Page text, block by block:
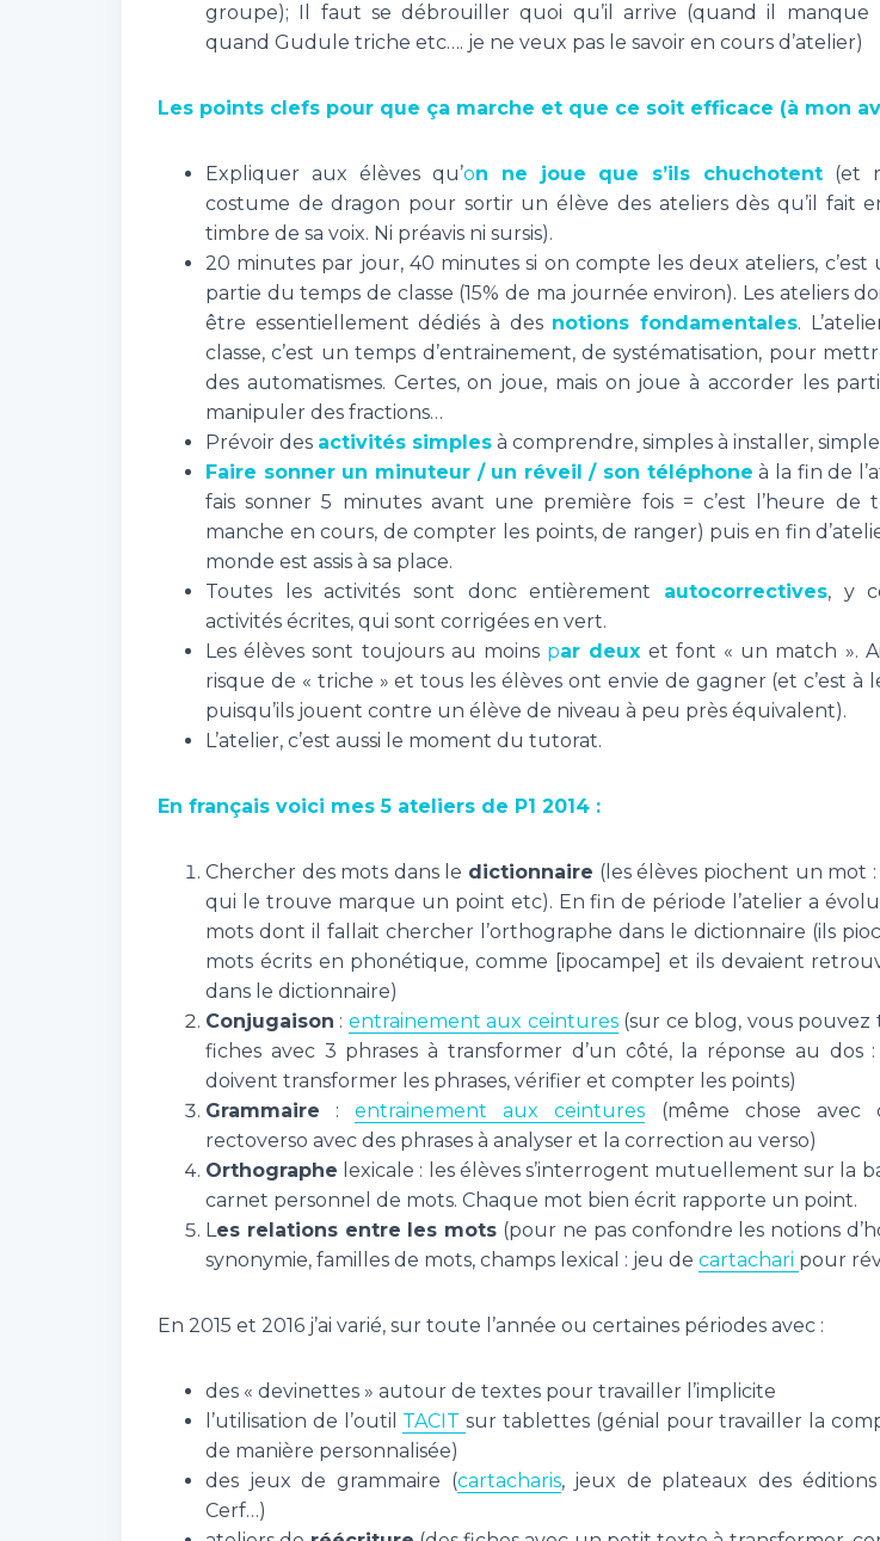
groupe); Il faut se débrouiller quoi qu’il arrive (quand il manque
quand Gudule triche etc…. je ne veux pas le savoir en cours d’atelier)
Les points clefs pour que ça marche et que ce soit efficace (à mon
Expliquer aux élèves qu’on ne joue que s’ils chuchotent (et
costume de dragon pour sortir un élève des ateliers dès qu’il fait
timbre de sa voix. Ni préavis ni sursis).
20 minutes par jour, 40 minutes si on compte les deux ateliers, c’est
partie du temps de classe (15% de ma journée environ). Les ateliers
être essentiellement dédiés à des notions fondamentales.
classe, c’est un temps d’entrainement, de systématisation, pour
des automatismes. Certes, on joue, mais on joue à accorder les
manipuler des fractions…
Prévoir des activités simples à comprendre, simples à installer,
Faire sonner un minuteur / un réveil / son téléphone à la fin de
fais sonner 5 minutes avant une première fois = c’est l’heure de
manche en cours, de compter les points, de ranger) puis en fin
monde est assis à sa place.
Toutes les activités sont donc entièrement autocorrectives, y
activités écrites, qui sont corrigées en vert.
Les élèves sont toujours au moins par deux et font « un match ».
risque de « triche » et tous les élèves ont envie de gagner (et c’est à
puisqu’ils jouent contre un élève de niveau à peu près équivalent).
L’atelier, c’est aussi le moment du tutorat.
En français voici mes 5 ateliers de P1 2014 :
Chercher des mots dans le dictionnaire (les élèves piochent un mot
qui le trouve marque un point etc). En fin de période l’atelier a
mots dont il fallait chercher l’orthographe dans le dictionnaire (ils
mots écrits en phonétique, comme [ipocampe] et ils devaient
dans le dictionnaire)
Conjugaison : entrainement aux ceintures(sur ce blog, vous pouvez
fiches avec 3 phrases à transformer d’un côté, la réponse au dos
doivent transformer les phrases, vérifier et compter les points)
Grammaire :entrainement aux ceintures (même chose avec
rectoverso avec des phrases à analyser et la correction au verso)
Orthographe lexicale : les élèves s’interrogent mutuellement sur la
carnet personnel de mots. Chaque mot bien écrit rapporte un point.
Les relations entre les mots (pour ne pas confondre les notions
synonymie, familles de mots, champs lexical : jeu de cartachari pour
En 2015 et 2016 j’ai varié, sur toute l’année ou certaines périodes avec :
des « devinettes » autour de textes pour travailler l’implicite
l’utilisation de l’outil TACITsur tablettes (génial pour travailler la
de manière personnalisée)
des jeux de grammaire (cartacharis, jeux de plateaux des
Cerf…)